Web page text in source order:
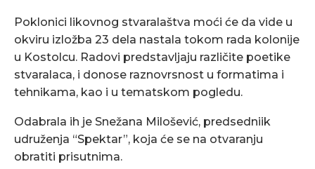
Poklonici likovnog stvaralaštva moći će da vide u
okviru izložba 23 dela nastala tokom rada kolonije
u Kostolcu. Radovi predstavljaju različite poetike
stvaralaca, i donose raznovrsnost u formatima i
tehnikama, kao i u tematskom pogledu.
Odabrala ih je Snežana Milošević, predsedniik
udruženja “Spektar”, koja će se na otvaranju
obratiti prisutnima.